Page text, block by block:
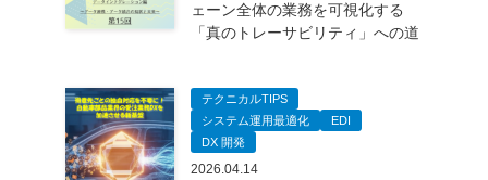
ェーン全体の業務を可視化する
「真のトレーサビリティ」への道
テクニカルTIPS
システム運用最適化
EDI
DX 開発
2026.04.14